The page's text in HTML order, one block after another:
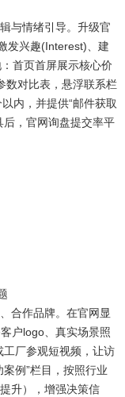
与情绪引导。升级官
发兴趣(Interest)、建
首页首屏展示核心价
数对比表，悬浮联系栏
内，并提供“邮件获取
后，官网询盘提交率平
合作品牌。在官网显
户logo、真实场景照
工厂参观短视频，让访
例”栏目，按照行业
升），增强决策信